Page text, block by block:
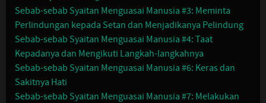
Sebab-sebab Syaitan Menguasai Manusia #3: Meminta
Perlindungan kepada Setan dan Menjadikanya Pelindung
Sebab-sebab Syaitan Menguasai Manusia #4: Taat
Kepadanya dan Mengikuti Langkah-langkahnya
Sebab-sebab Syaitan Menguasai Manusia #6: Keras dan
Sakitnya Hati
Sebab-sebab Syaitan Menguasai Manusia #7: Melakukan